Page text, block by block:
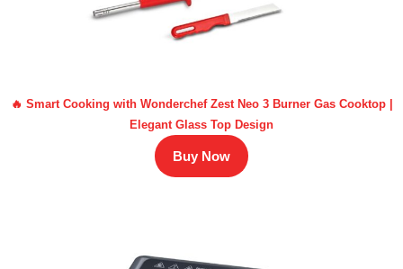
🔥 Smart Cooking with Wonderchef Zest Neo 3 Burner Gas Cooktop |
Elegant Glass Top Design
Buy Now